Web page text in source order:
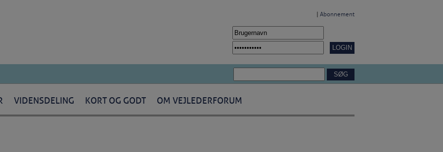
Abonnement
VIDENSDELING KORT OG GODT OM VEJLEDERFORUM